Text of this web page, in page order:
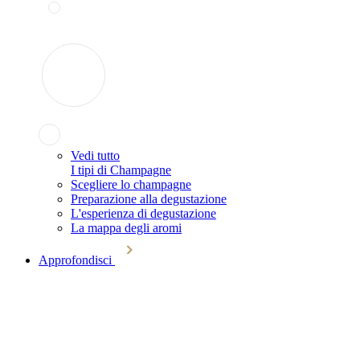
Vedi tutto
I tipi di Champagne
Scegliere lo champagne
Preparazione alla degustazione
L'esperienza di degustazione
La mappa degli aromi
Approfondisci